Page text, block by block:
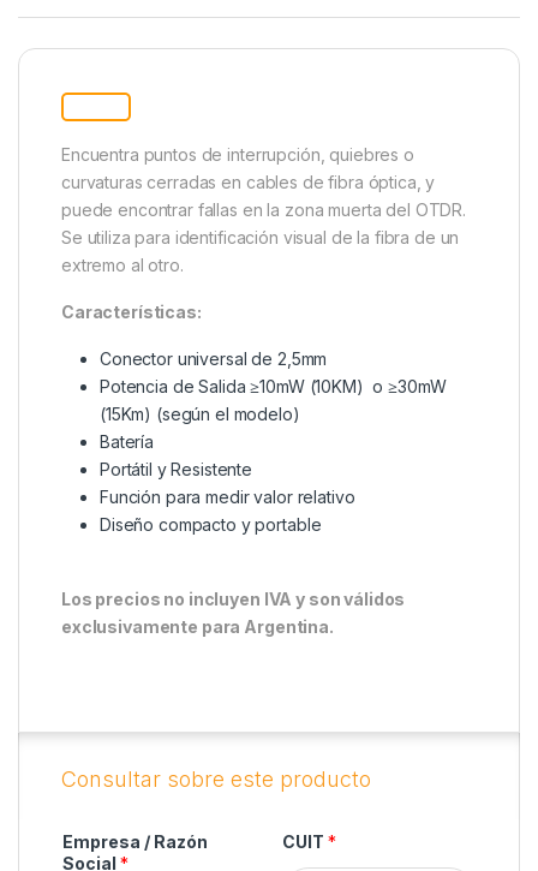
Encuentra puntos de interrupción, quiebres o
curvaturas cerradas en cables de fibra óptica, y
puede encontrar fallas en la zona muerta del OTDR.
Se utiliza para identificación visual de la fibra de un
extremo al otro.
Características:
Conector universal de 2,5mm
Potencia de Salida ≥10mW (10KM) o ≥30mW
(15Km) (según el modelo)
Batería
Portátil y Resistente
Función para medir valor relativo
Diseño compacto y portable
Los precios no incluyen IVA y son válidos
exclusivamente para Argentina.
Empresa / Razón
Social *
CUIT *